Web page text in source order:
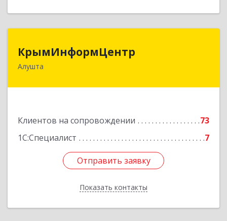
КрымИнформЦентр
Алушта
Клиентов на сопровождении
73
1С:Специалист
7
Отправить заявку
Показать контакты
298500, Крым Респ, Алушта г, Горького ул, дом
Отправить заявку
Назад